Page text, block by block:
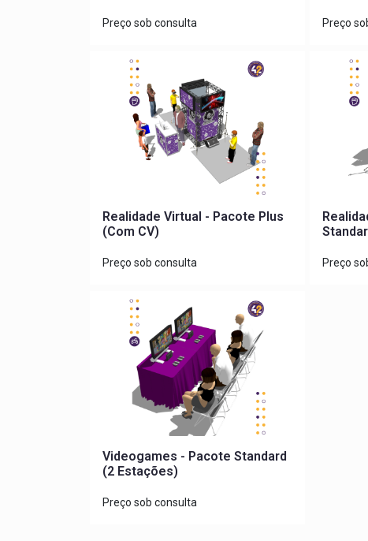
projeção
Preço sob consulta Preço
Realidade Virtual - Pacote Plus
(Com CV)
Preço sob consulta Preço
Videogames - Pacote Standard
(2 Estações)
Preço sob consulta